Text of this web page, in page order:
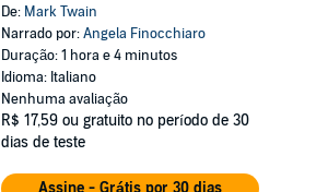
De: Mark Twain
Narrado por:Angela Finocchiaro
Duração: 1 hora e 4 minutos
Idioma: Italiano
Nenhuma avaliação
R$ 17,59 ou gratuito no período de 30
dias de teste
Assine - Grátis por 30 dias